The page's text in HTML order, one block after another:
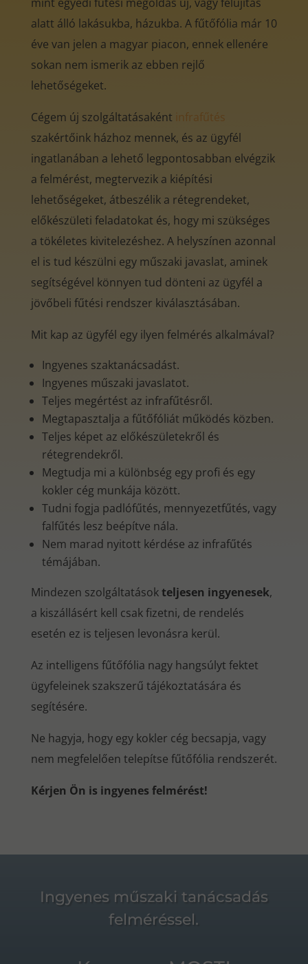
alatt álló lakásukba, házukba. A fűtőfólia már 10
éve van jelen a magyar piacon, ennek ellenére
sokan nem ismerik az ebben rejlő
lehetőségeket.
Cégem új szolgáltatásaként infrafűtés
szakértőink házhoz mennek, és az ügyfél
ingatlanában a lehető legpontosabban elvégzik
a felmérést, megtervezik a kiépítési
lehetőségeket, átbeszélik a rétegrendeket,
előkészületi feladatokat és, hogy mi szükséges
a tökéletes kivitelezéshez. A helyszínen azonnal
el is tud készülni egy műszaki javaslat, aminek
segítségével könnyen tud dönteni az ügyfél a
jövőbeli fűtési rendszer kiválasztásában.
Mit kap az ügyfél egy ilyen felmérés alkalmával?
Ingyenes szaktanácsadást.
Ingyenes műszaki javaslatot.
Teljes megértést az infrafűtésről.
Megtapasztalja a fűtőfóliát működés közben.
Teljes képet az előkészületekről és
rétegrendekről.
Megtudja mi a különbség egy profi és egy
kokler cég munkája között.
Tudni fogja padlófűtés, mennyezetfűtés, vagy
falfűtés lesz beépítve nála.
Nem marad nyitott kérdése az infrafűtés
témájában.
Mindezen szolgáltatásokteljesen ingyenesek,
a kiszállásért kell csak fizetni, de rendelés
esetén ez is teljesen levonásra kerül.
Az intelligens fűtőfólia nagy hangsúlyt fektet
ügyfeleinek szakszerű tájékoztatására és
segítésére.
Ne hagyja, hogy egy kokler cég becsapja, vagy
nem megfelelően telepítse fűtőfólia rendszerét.
Kérjen Ön is ingyenes felmérést!
Ingyenes műszaki tanácsadás
felméréssel.